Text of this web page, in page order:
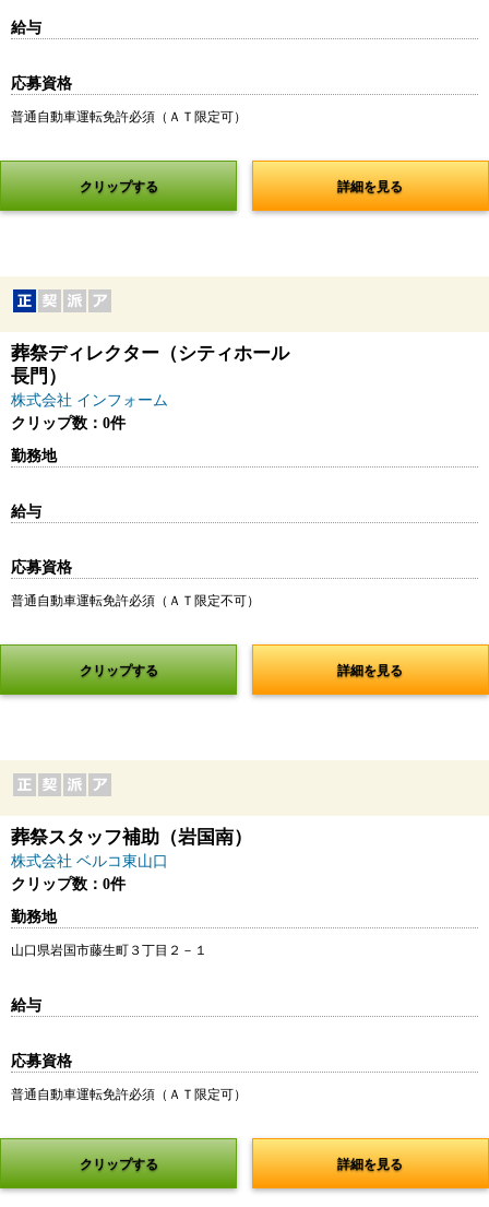
給与
応募資格
普通自動車運転免許必須（ＡＴ限定可）
クリップする 詳細を見る
葬祭ディレクター（シティホール
長門）
株式会社 インフォーム
クリップ数：0件
勤務地
給与
応募資格
普通自動車運転免許必須（ＡＴ限定不可）
クリップする 詳細を見る
葬祭スタッフ補助（岩国南）
株式会社 ベルコ東山口
クリップ数：0件
勤務地
山口県岩国市藤生町３丁目２－１
給与
応募資格
普通自動車運転免許必須（ＡＴ限定可）
クリップする 詳細を見る